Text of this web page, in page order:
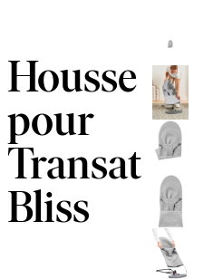
Housse
pour
Transat
Bliss